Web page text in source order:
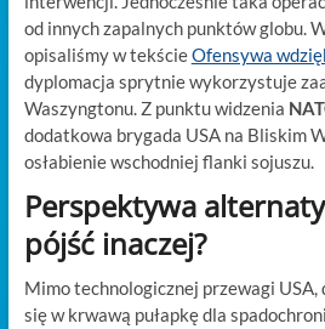
od innych zapalnych punktów globu.
opisaliśmy w tekścieOfensywa
dyplomacja sprytnie wykorzystuje
Waszyngtonu. Z punktu widzenia
dodatkowa brygada USA na Bliskim
osłabienie wschodniej flanki sojuszu.
Perspektywa
pójść inaczej?
Mimo technologicznej przewagi USA,
się w krwawą pułapkę dla